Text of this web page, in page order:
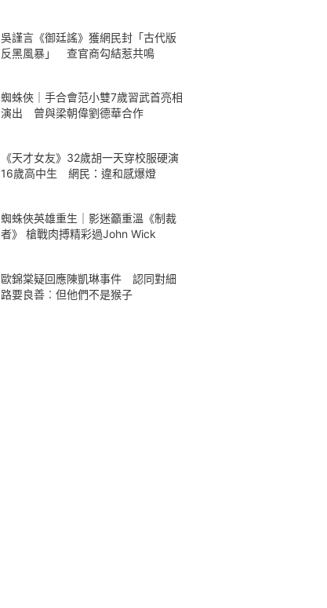
吳謹言《御廷謠》獲網民封「古代版
反黑風暴」 查官商勾結惹共鳴
蜘蛛俠｜手合會范小雙7歲習武首亮相
演出 曾與梁朝偉劉德華合作
《天才女友》32歲胡一天穿校服硬演
16歲高中生 網民：違和感爆燈
蜘蛛俠英雄重生｜影迷籲重溫《制裁
者》 槍戰肉搏精彩過John Wick
歐錦棠疑回應陳凱琳事件 認同對細
路要良善︰但他們不是猴子